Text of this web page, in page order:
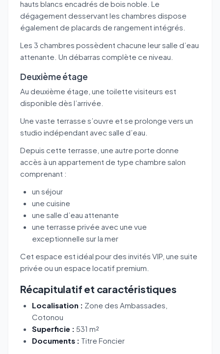
hauts blancs encadrés de bois noble. Le
dégagement desservant les chambres dispose
également de placards de rangement intégrés.
Les 3 chambres possèdent chacune leur salle d’eau
attenante. Un débarras complète ce niveau.
Deuxième étage
Au deuxième étage, une toilette visiteurs est
disponible dès l’arrivée.
Une vaste terrasse s’ouvre et se prolonge vers un
studio indépendant avec salle d’eau.
Depuis cette terrasse, une autre porte donne
accès à un appartement de type chambre salon
comprenant :
un séjour
une cuisine
une salle d’eau attenante
une terrasse privée avec une vue
exceptionnelle sur la mer
Cet espace est idéal pour des invités VIP, une suite
privée ou un espace locatif premium.
Récapitulatif et caractéristiques
Localisation : Zone des Ambassades
Cotonou
Superficie : 531 m²
Documents : Titre Foncier